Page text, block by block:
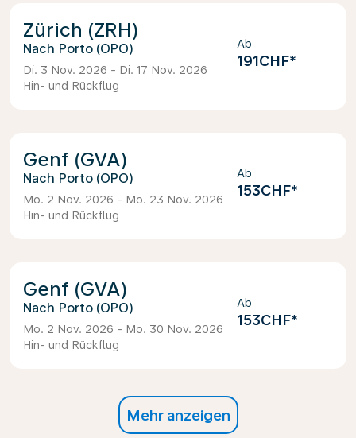
Zürich (ZRH)
Porto (OPO)
Di. 3 Nov. 2026 - Di. 17 Nov. 2026
Hin- und Rückflug
Ab
191CHF*
Genf (GVA)
Porto (OPO)
Mo. 2 Nov. 2026 - Mo. 23 Nov. 2026
Hin- und Rückflug
Ab
153CHF*
Genf (GVA)
Porto (OPO)
Mo. 2 Nov. 2026 - Mo. 30 Nov. 2026
Hin- und Rückflug
Ab
153CHF*
Mehr anzeigen